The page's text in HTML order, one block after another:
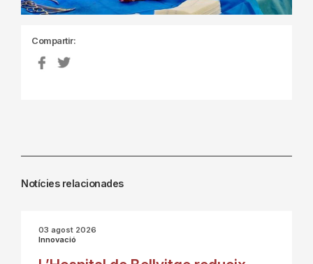
Compartir:
Notícies relacionades
03 agost 2026
Innovació